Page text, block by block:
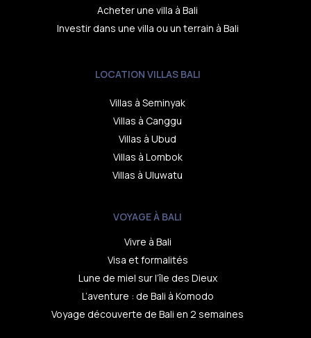
Acheter une villa à Bali
Investir dans une villa ou un terrain à Bali
LOCATION VILLAS BALI
Villas à Seminyak
Villas à Canggu
Villas à Ubud
Villas à Lombok
Villas à Uluwatu
VOYAGE À BALI
Vivre à Bali
Visa et formalités
Lune de miel sur l’île des Dieux
L’aventure : de Bali à Komodo
Voyage découverte de Bali en 2 semaines